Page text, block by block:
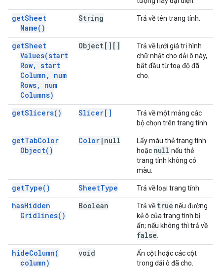
getSheet
Name( )
String Trả về tên trang tính.
getSheet
Values(start
Row, start
Column ,
num
Rows,
num
Columns)
Object[][]
Trả về lưới giá trị hình
chữ nhật cho dải ô này,
bắt đầu từ toạ độ đã
cho.
getSlicers( ) Slicer[]
Trả về một mảng các
bộ chọn trên trang tính.
getTabColor
Object( )
Color | null
Lấy màu thẻ trang tính
hoặc null nếu thẻ
trang tính không có
màu.
getType( ) SheetType Trả về loại trang tính.
hasHidden
Gridlines( )
Boolean Trả về true nếu đường
kẻ ô của trang tính bị
ẩn; nếu không thì trả về
false
hideColumn(
column)
void
Ẩn cột hoặc các cột
trong dải ô đã cho.